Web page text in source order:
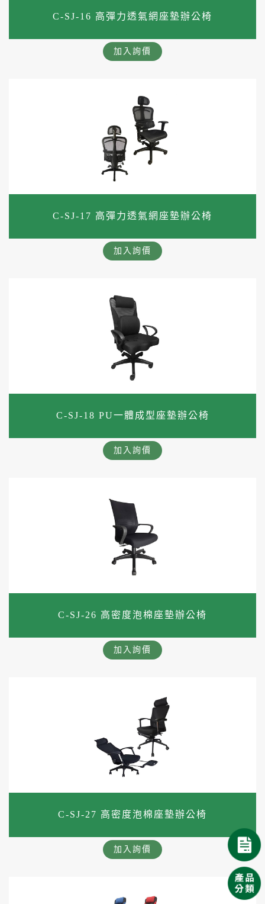
C-SJ-16 高彈力透氣網座墊辦公椅
加入詢價
C-SJ-17 高彈力透氣網座墊辦公椅
加入詢價
C-SJ-18 PU一體成型座墊辦公椅
加入詢價
C-SJ-26 高密度泡棉座墊辦公椅
加入詢價
C-SJ-27 高密度泡棉座墊辦公椅
加入詢價